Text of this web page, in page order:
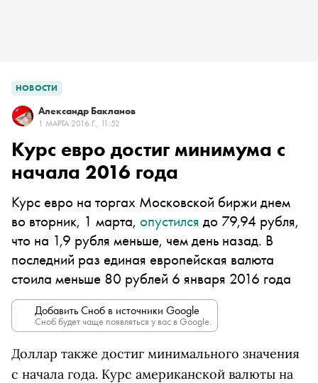
НОВОСТИ
Александр Бакланов
1 МАРТА 2016 Г., 11:52
Курс евро достиг минимума с
начала 2016 года
Курс евро на торгах Московской биржи днем
во вторник, 1 марта, опустился до 79,94 рубля,
что на 1,9 рубля меньше, чем день назад. В
последний раз единая европейская валюта
стоила меньше 80 рублей 6 января 2016 года
Добавить Сноб в источники Google
Сноб будет чаще появляться у вас в Google.
Доллар также достиг минимального значения
с начала года. Курс американской валюты на